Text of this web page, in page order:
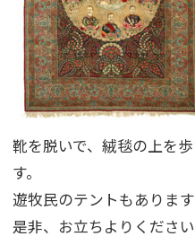
靴を脱いで、絨毯の上を
す。
遊牧民のテントもあります
是非、お立ちよりくださ